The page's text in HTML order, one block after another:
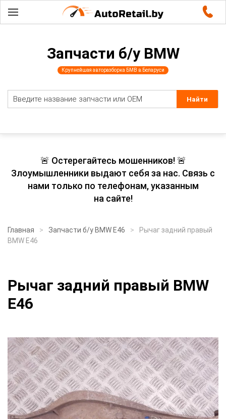
Запчасти б/у BMW
Крупнейшая авторазборка БМВ в Беларуси
🚨 Остерегайтесь мошенников! 🚨
Злоумышленники выдают себя за нас. Связь с
нами только по телефонам, указанным
на сайте!
Главная Запчасти б/у BMW E46
Рычаг задний правый
BMW E46
Рычаг задний правый BMW
E46